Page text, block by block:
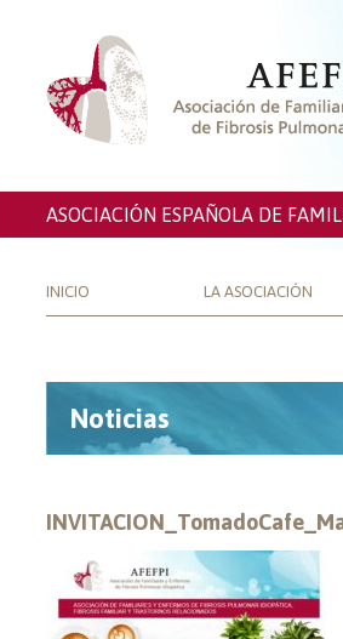
ASOCIACIÓN ESPAÑOLA DE
INICIO LA ASOCIACIÓN
Noticias